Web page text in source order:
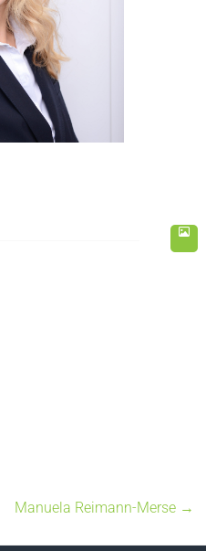
Manuela Reimann-Merse →